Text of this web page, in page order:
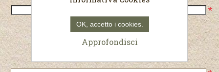
*
Password
OK, accetto i cookies.
Approfondisci